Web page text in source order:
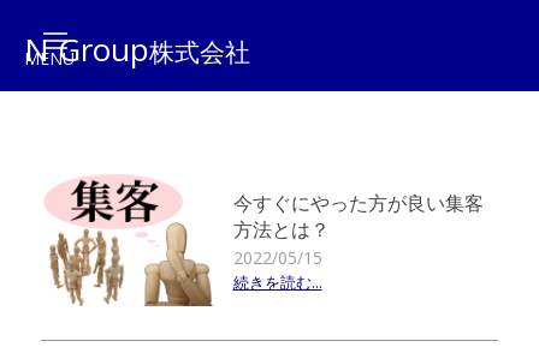
N Group株式会社
今すぐにやった方が良い集客
方法とは？
2022/05/15
続きを読む...